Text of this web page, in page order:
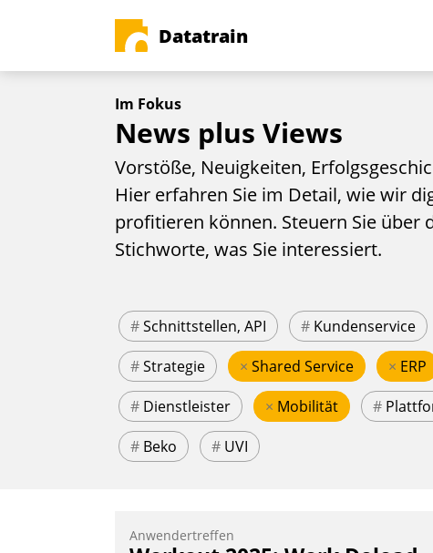
Datatrain
Im Fokus
News plus Views
Vorstöße, Neuigkeiten,
Hier erfahren Sie im Detail, wie wir
profitieren können. Steuern Sie über
Stichworte, was Sie interessiert.
#Schnittstellen, API # Kundenservice
#Strategie × Shared Service × ERP
# Dienstleister × Mobilität #
# Beko # UVI
Anwendertreffen